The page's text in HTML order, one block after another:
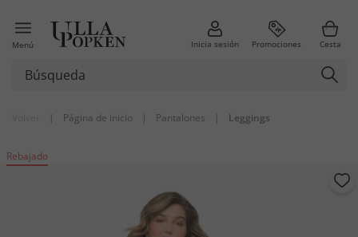
Menú Inicia sesión Promociones Cesta
| Página de inicio | Pantalones | Leggings
Rebajado